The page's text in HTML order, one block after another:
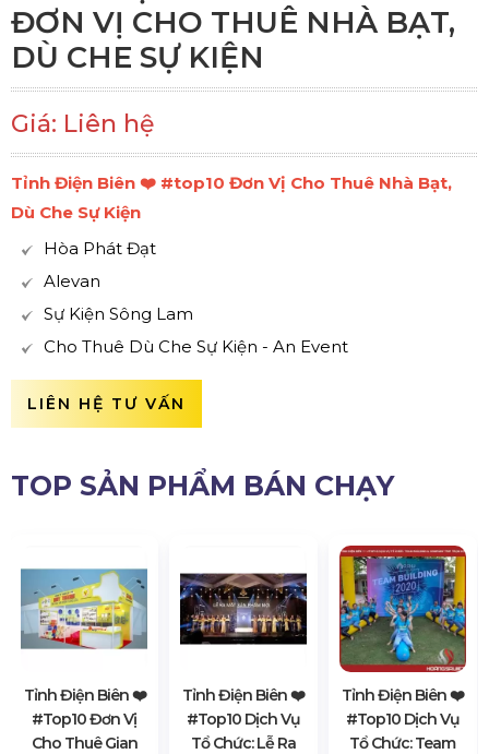
ĐƠN VỊ CHO THUÊ NHÀ BẠT,
DÙ CHE SỰ KIỆN
Giá: Liên hệ
Tỉnh Điện Biên ❤️️ #top10 Đơn Vị Cho Thuê Nhà Bạt,
Dù Che Sự Kiện
Hòa Phát Đạt
Alevan
Sự Kiện Sông Lam
Cho Thuê Dù Che Sự Kiện - An Event
LIÊN HỆ TƯ VẤN
TOP SẢN PHẨM BÁN CHẠY
Tỉnh Điện Biên ❤️️
#top10 Đơn Vị
Cho Thuê Gian
Tỉnh Điện Biên ❤️️
#top10 Dịch Vụ
Tổ Chức: Lễ Ra
Tỉnh Điện Biên ❤️️
#top10 Dịch Vụ
Tổ Chức: Team